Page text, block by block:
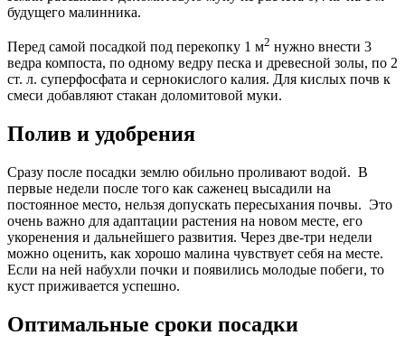
будущего малинника.
Перед самой посадкой под перекопку 1 м2 нужно внести 3
ведра компоста, по одному ведру песка и древесной золы, по 2
ст. л. суперфосфата и сернокислого калия. Для кислых почв к
смеси добавляют стакан доломитовой муки.
Полив и удобрения
Сразу после посадки землю обильно проливают водой. В
первые недели после того как саженец высадили на
постоянное место, нельзя допускать пересыхания почвы. Это
очень важно для адаптации растения на новом месте, его
укоренения и дальнейшего развития. Через две-три недели
можно оценить, как хорошо малина чувствует себя на месте.
Если на ней набухли почки и появились молодые побеги, то
куст приживается успешно.
Оптимальные сроки посадки